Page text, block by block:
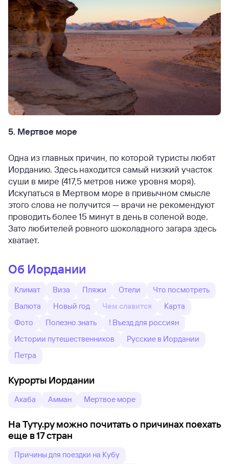
5. Мертвое море
Одна из главных причин, по которой туристы любят
Иорданию. Здесь находится самый низкий участок
суши в мире (417,5 метров ниже уровня моря).
Искупаться в Мертвом море в привычном смысле
этого слова не получится — врачи не рекомендуют
проводить более 15 минут в день в соленой воде.
Зато любителей ровного шоколадного загара здесь
хватает.
Об Иордании
Климат Виза Пляжи Отели
Что посмотреть
Валюта
Новый год Чем славится
Карта
Фото
Полезно знать
! Въезд для россиян
Истории путешественников
Русские в Иордании
Петра
Курорты Иордании
Акаба Амман Мертвое море
На Туту.ру можно почитать о причинах поехать
еще в 17 стран
Причины для поездки на Кубу